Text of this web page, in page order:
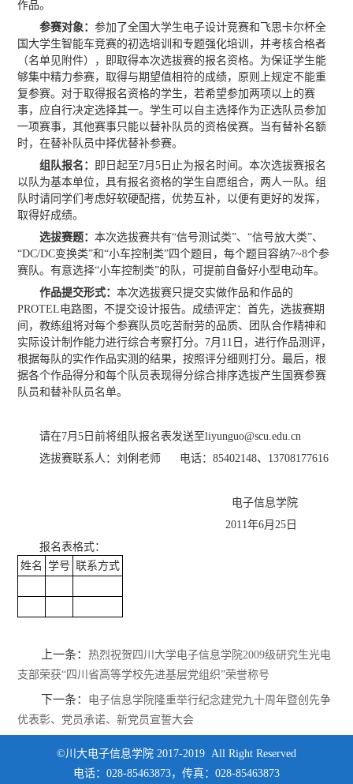
作品。
参赛对象：参加了全国大学生电子设计竞赛和飞思卡尔杯全
国大学生智能车竞赛的初选培训和专题强化培训，并考核合格者
（名单见附件），即取得本次选拔赛的报名资格。为保证学生能
够集中精力参赛，取得与期望值相符的成绩，原则上规定不能重
复参赛。对于取得报名资格的学生，若希望参加两项以上的赛
事，应自行决定选择其一。学生可以自主选择作为正选队员参加
一项赛事，其他赛事只能以替补队员的资格侯赛。当有替补名额
时，在替补队员中择优替补参赛。
组队报名：
即日起至7月5日止为报名时间。本次选拔赛报名
以队为基本单位，具有报名资格的学生自愿组合，两人一队。组
队时请同学们考虑好软硬配搭，优势互补，以便有更好的发挥，
取得好成绩。
选拔赛题：本次选拔赛共有“信号测试类”、“信号放大类”、
“DC/DC变换类”和“小车控制类”四个题目，每个题目容纳7~8个参
赛队。有意选择“小车控制类”的队，可提前自备好小型电动车。
作品提交形式：本次选拔赛只提交实做作品和作品的
PROTEL电路图，不提交设计报告。成绩评定：首先，选拔赛期
间，教练组将对每个参赛队员吃苦耐劳的品质、团队合作精神和
实际设计制作能力进行综合考察打分。7月11日，进行作品测评，
根据每队的实作作品实测的结果，按照评分细则打分。最后，根
据各个作品得分和每个队员表现得分综合排序选拔产生国赛参赛
队员和替补队员名单。
请在7月5日前将组队报名表发送至liyunguo@scu.edu.cn
选拔赛联系人：刘俐老师 电话：85402148、13708177616
电子信息学院
2011年6月25日
报名表格式：
姓名
学号 联系方式
上一条：热烈祝贺四川大学电子信息学院2009级研究生光电
支部荣获“四川省高等学校先进基层党组织”荣誉称号
下一条： 电子信息学院隆重举行纪念建党九十周年暨创先争
优表彰、党员承诺、新党员宣誓大会
©川大电子信息学院 2017-2019 All Right Reserved
电话：028-85463873，传真：028-85463873